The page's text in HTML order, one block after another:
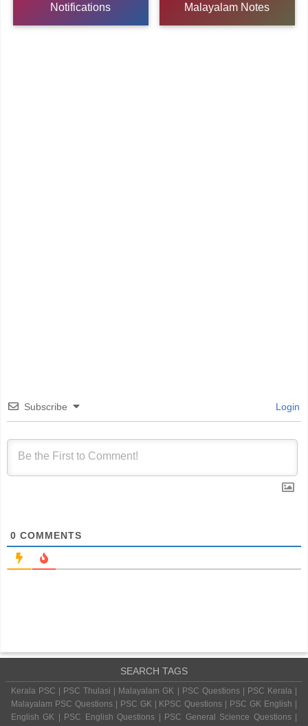
Notifications Malayalam Notes
Subscribe Login
0 COMMENTS
SEARCH TAGS
Kerala PSC | PSC Thulasi | Malayalam GK | PSC Questions | PSC Kerala |
Malayalam PSC Questions | PSC GK | KPSC Questions | PSC GK English |
English GK | PSC English Questions | PSC General Science Questions |